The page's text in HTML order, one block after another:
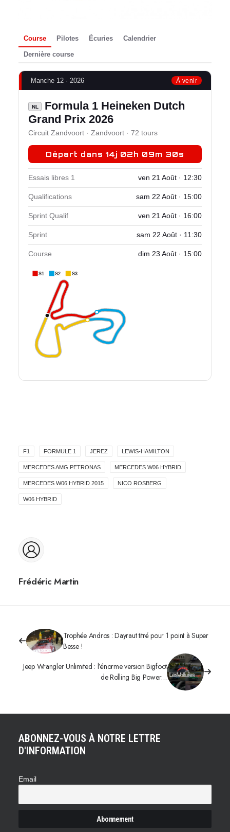
Course Pilotes Écuries Calendrier
Dernière course
Manche 12 · 2026 À venir
NL
Formula 1 Heineken Dutch
Grand Prix 2026
Circuit Zandvoort · Zandvoort · 72 tours
Départ dans 14j 02h 09m 30s
Essais libres 1 ven 21 Août · 12:30
Qualifications sam 22 Août · 15:00
Sprint Qualif ven 21 Août · 16:00
Sprint sam 22 Août · 11:30
Course dim 23 Août · 15:00
S1 S2 S3
F1 FORMULE 1 JEREZ LEWIS-HAMILTON
MERCEDES AMG PETRONAS MERCEDES W06 HYBRID
MERCEDES W06 HYBRID 2015 NICO ROSBERG
W06 HYBRID
Frédéric Martin
Trophée Andros : Dayraut titré pour 1 point à Super
Besse !
Jeep Wrangler Unlimited : l’énorme version Bigfoot
de Rolling Big Power…
ABONNEZ-VOUS À NOTRE LETTRE
D'INFORMATION
Email